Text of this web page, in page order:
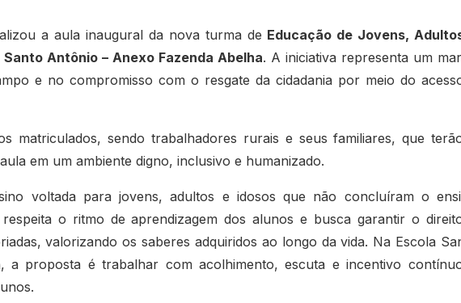
a aula inaugural da nova turma de Educação de Jovens,
Antônio – Anexo Fazenda Abelha. A iniciativa representa um
e no compromisso com o resgate da cidadania por meio do
matriculados, sendo trabalhadores rurais e seus familiares, que
em um ambiente digno, inclusivo e humanizado.
voltada para jovens, adultos e idosos que não concluíram o
o ritmo de aprendizagem dos alunos e busca garantir o
valorizando os saberes adquiridos ao longo da vida. Na Escola
a proposta é trabalhar com acolhimento, escuta e incentivo